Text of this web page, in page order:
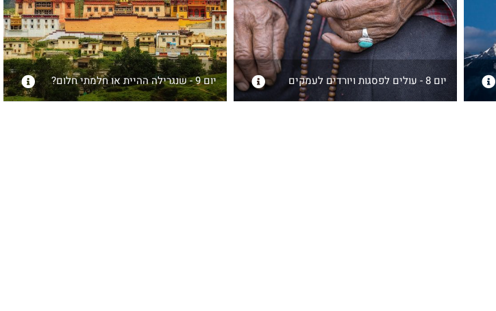
יום 8 - עולים לפסגות ויורדים לעמקים יום 9 - שנגרילה ההיית או חלמתי חלום?